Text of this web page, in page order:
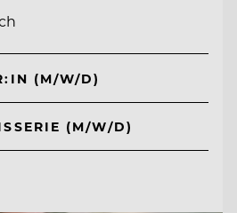
(M/W/D)
(M/W/D)